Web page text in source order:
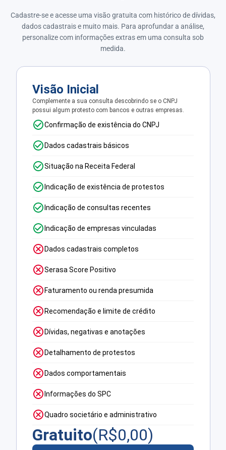
Cadastre-se e acesse uma visão gratuita com histórico de dívidas,
dados cadastrais e muito mais. Para aprofundar a análise,
personalize com informações extras em uma consulta sob
medida.
Visão Inicial
Complemente a sua consulta descobrindo se o CNPJ
possui algum protesto com bancos e outras empresas.
Confirmação de existência do CNPJ
Dados cadastrais básicos
Situação na Receita Federal
Indicação de existência de protestos
Indicação de consultas recentes
Indicação de empresas vinculadas
Dados cadastrais completos
Serasa Score Positivo
Faturamento ou renda presumida
Recomendação e limite de crédito
Dívidas, negativas e anotações
Detalhamento de protestos
Dados comportamentais
Informações do SPC
Quadro societário e administrativo
Gratuito(R$0,00)